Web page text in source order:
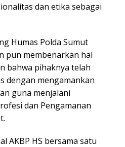
dan etika sebagai
Humas Polda Sumut
pun membenarkan hal
bahwa pihaknya telah
dengan mengamankan
guna menjalani
dan Pengamanan
AKBP HS bersama satu